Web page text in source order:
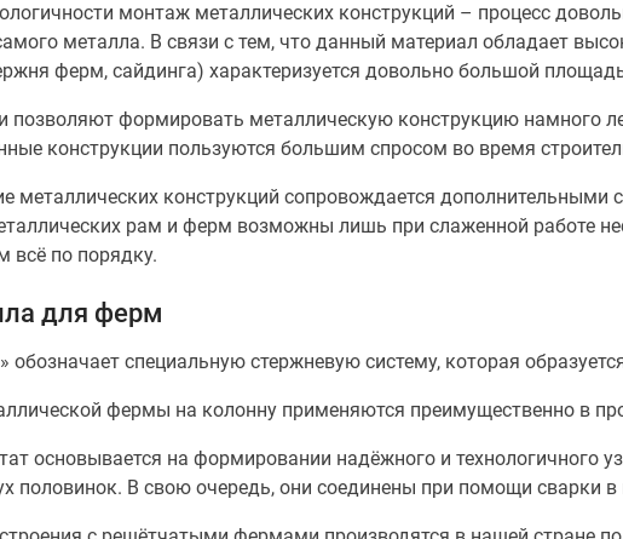
монтаж металлических конструкций – процесс
металла. В связи с тем, что данный материал обладает
ферм, сайдинга) характеризуется довольно большой
позволяют формировать металлическую конструкцию намного
конструкции пользуются большим спросом во время
металлических конструкций сопровождается
рам и ферм возможны лишь при слаженной работе
всё по порядку.
для ферм
специальную стержневую систему, которая
фермы на колонну применяются преимущественно в
основывается на формировании надёжного и технологичного
половинок. В свою очередь, они соединены при помощи сварки